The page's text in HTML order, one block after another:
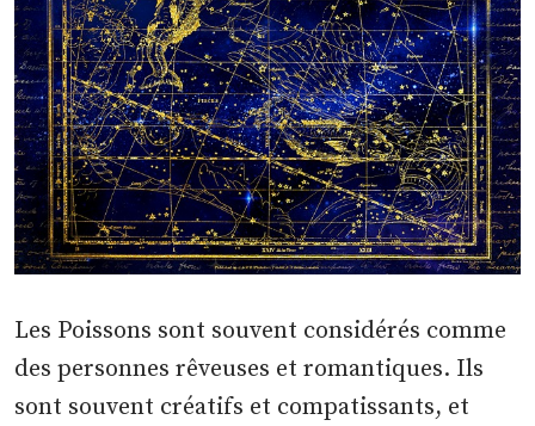
Les Poissons sont souvent considérés comme
des personnes rêveuses et romantiques. Ils
sont souvent créatifs et compatissants, et